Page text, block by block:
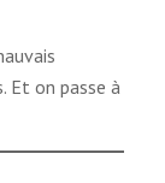
Et on passe à